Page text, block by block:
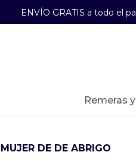
ENVÍO GRATIS a todo el
remeras
DE DE ABRIGO